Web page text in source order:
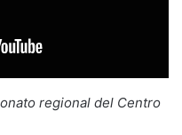
regional del Centro